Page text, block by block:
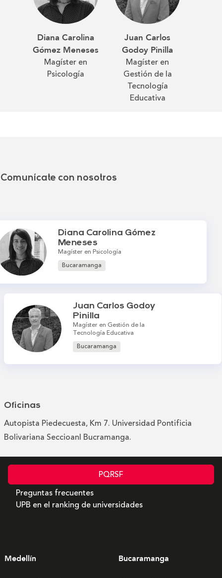
Diana Carolina
Gómez Meneses
Magíster en
Psicología
Juan Carlos
Godoy Pinilla
Magíster en
Gestión de la
Tecnología
Educativa
Comunícate con nosotros
Diana Carolina Gómez
Meneses
Magíster en Psicología
Bucaramanga
Juan Carlos Godoy
Pinilla
Magíster en Gestión de la
Tecnología Educativa
Bucaramanga
Oficinas
Autopista Piedecuesta, Km 7. Universidad Pontificia
Bolivariana Seccioanl Bucramanga.
PQRSF
Preguntas frecuentes
UPB en el ranking de universidades
Medellín Bucaramanga